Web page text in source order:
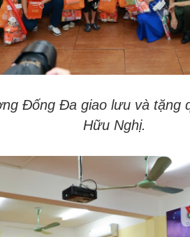
Đống Đa giao lưu và tặng
Hữu Nghị.